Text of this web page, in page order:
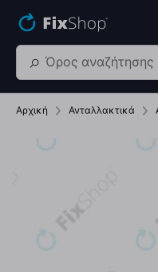
Αρχική Ανταλλακτικά